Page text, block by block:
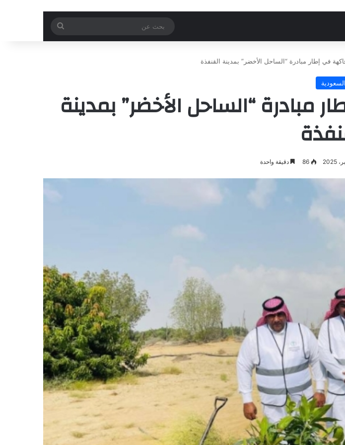
عن
السعودية
إطار مبادرة “الساحل الأخضر” بمدينة
86 دقيقة واحدة